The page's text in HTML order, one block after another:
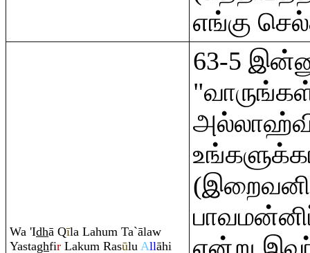
எங்கு
Wa 'Idhā Qīla Lahum Ta`ālaw
Yastaghfir Lakum Rasūlu Allāhi
63-5